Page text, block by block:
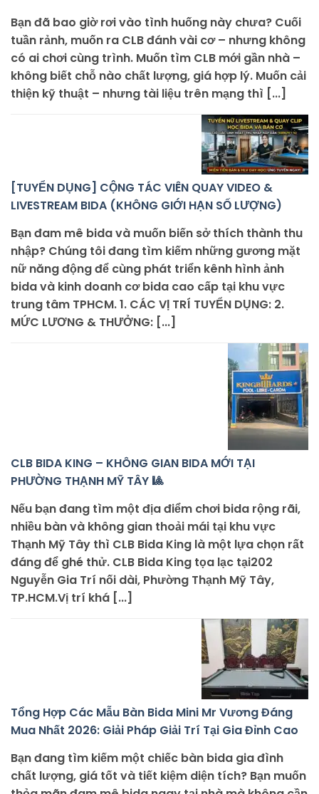
Bạn đã bao giờ rơi vào tình huống này chưa? Cuối
tuần rảnh, muốn ra CLB đánh vài cơ – nhưng không
có ai chơi cùng trình. Muốn tìm CLB mới gần nhà –
không biết chỗ nào chất lượng, giá hợp lý. Muốn cải
thiện kỹ thuật – nhưng tài liệu trên mạng thì [...]
[TUYỂN DỤNG] CỘNG TÁC VIÊN QUAY VIDEO &
LIVESTREAM BIDA (KHÔNG GIỚI HẠN SỐ LƯỢNG)
Bạn đam mê bida và muốn biến sở thích thành thu
nhập? Chúng tôi đang tìm kiếm những gương mặt
nữ năng động để cùng phát triển kênh hình ảnh
bida và kinh doanh cơ bida cao cấp tại khu vực
trung tâm TPHCM. 1. CÁC VỊ TRÍ TUYỂN DỤNG: 2.
MỨC LƯƠNG & THƯỞNG: [...]
CLB BIDA KING – KHÔNG GIAN BIDA MỚI TẠI
PHƯỜNG THẠNH MỸ TÂY 🎱
Nếu bạn đang tìm một địa điểm chơi bida rộng rãi,
nhiều bàn và không gian thoải mái tại khu vực
Thạnh Mỹ Tây thì CLB Bida King là một lựa chọn rất
đáng để ghé thử. CLB Bida King tọa lạc tại202
Nguyễn Gia Trí nối dài, Phường Thạnh Mỹ Tây,
TP.HCM.Vị trí khá [...]
Tổng Hợp Các Mẫu Bàn Bida Mini Mr Vương Đáng
Mua Nhất 2026: Giải Pháp Giải Trí Tại Gia Đỉnh Cao
Bạn đang tìm kiếm một chiếc bàn bida gia đình
chất lượng, giá tốt và tiết kiệm diện tích? Bạn muốn